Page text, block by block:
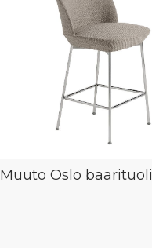
Muuto Oslo baarituoli